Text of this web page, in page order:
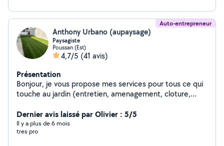
Auto-entrepreneur
Anthony Urbano (aupaysage)
Paysagiste
Poussan (Est)
4,7/5 (41 avis)
Présentation
Bonjour, je vous propose mes services pour tous ce qui
touche au jardin (entretien, amenagement, cloture,
photos de mes realisations, n'hesitez pas à me solliciter,
je suis diplomé, O7.77.2O.25.81 AUPAYSAGE.
Dernier avis laissé par Olivier : 5/5
Il y a plus de 6 mois
tres pro